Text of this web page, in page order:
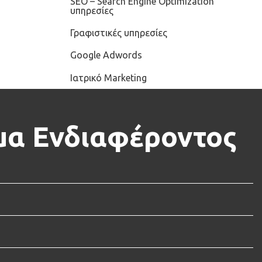
υπηρεσίες
Γραφιστικές υπηρεσίες
Google Adwords
Ιατρικό Marketing
Ενδιαφέροντος